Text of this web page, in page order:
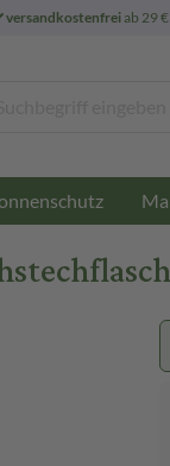
versandkostenfreiab 29